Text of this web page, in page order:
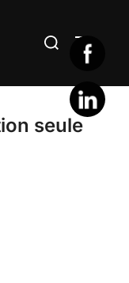
Rechercher :
seule